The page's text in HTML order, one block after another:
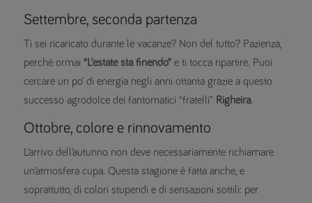
Settembre, seconda partenza
Ti sei ricaricato durante le vacanze? Non del tutto? Pazienza,
perché ormai “L’estate sta finendo” e ti tocca ripartire. Puoi
cercare un po’ di energia negli anni ottanta grazie a questo
successo agrodolce dei fantomatici “fratelli” Righeira.
Ottobre, colore e rinnovamento
L’arrivo dell’autunno non deve necessariamente richiamare
un’atmosfera cupa. Questa stagione è fatta anche, e
soprattutto, di colori stupendi e di sensazioni sottili: per